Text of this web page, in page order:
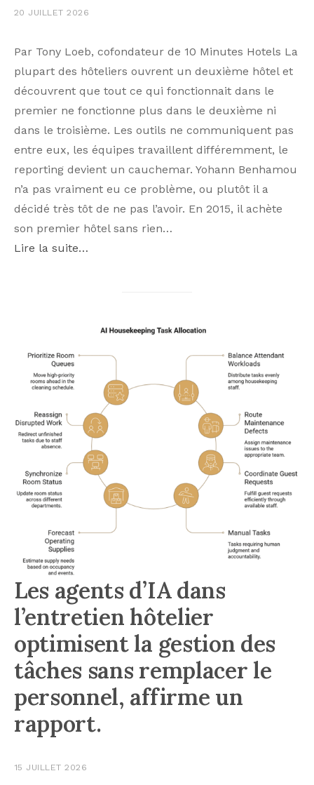
20 JUILLET 2026
Par Tony Loeb, cofondateur de 10 Minutes Hotels La
plupart des hôteliers ouvrent un deuxième hôtel et
découvrent que tout ce qui fonctionnait dans le
premier ne fonctionne plus dans le deuxième ni
dans le troisième. Les outils ne communiquent pas
entre eux, les équipes travaillent différemment, le
reporting devient un cauchemar. Yohann Benhamou
n’a pas vraiment eu ce problème, ou plutôt il a
décidé très tôt de ne pas l’avoir. En 2015, il achète
son premier hôtel sans rien…
Lire la suite…
Les agents d’IA dans
l’entretien hôtelier
optimisent la gestion des
tâches sans remplacer le
personnel, affirme un
rapport.
15 JUILLET 2026